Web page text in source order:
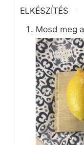
ELKÉSZÍTÉS
Mosd meg